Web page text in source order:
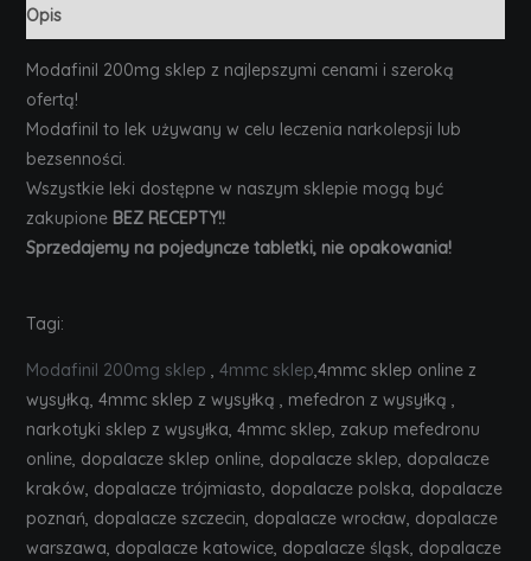
Opis
Modafinil 200mg sklep z najlepszymi cenami i szeroką
ofertą!
Modafinil to lek używany w celu leczenia narkolepsji lub
bezsenności.
Wszystkie leki dostępne w naszym sklepie mogą być
zakupione BEZ RECEPTY!!
Sprzedajemy na pojedyncze tabletki, nie opakowania!
Tagi:
Modafinil 200mg sklep , 4mmc sklep,4mmc sklep online z
wysyłką, 4mmc sklep z wysyłką , mefedron z wysyłką ,
narkotyki sklep z wysyłka, 4mmc sklep, zakup mefedronu
online, dopalacze sklep online, dopalacze sklep, dopalacze
kraków, dopalacze trójmiasto, dopalacze polska, dopalacze
poznań, dopalacze szczecin, dopalacze wrocław, dopalacze
warszawa, dopalacze katowice, dopalacze śląsk, dopalacze